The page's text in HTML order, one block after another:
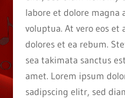
labore et dolore magna
voluptua. At vero eos et
dolores et ea rebum.
sea takimata sanctus
amet. Lorem ipsum
sadipscing elitr, sed